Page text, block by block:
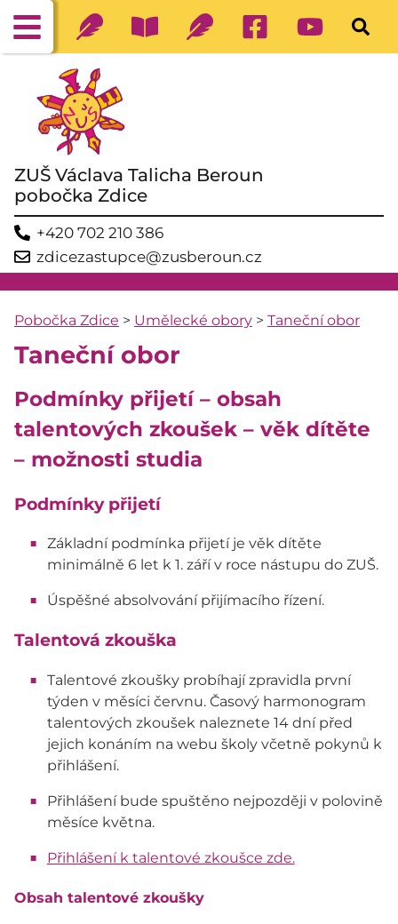
ZUŠ Václava Talicha Beroun
pobočka Zdice
+420 702 210 386
zdicezastupce@zusberoun.cz
Pobočka Zdice > Umělecké obory > Taneční obor
Taneční obor
Podmínky přijetí – obsah
talentových zkoušek – věk dítěte
– možnosti studia
Podmínky přijetí
Základní podmínka přijetí je věk dítěte
minimálně 6 let k 1. září v roce nástupu do ZUŠ.
Úspěšné absolvování přijímacího řízení.
Talentová zkouška
Talentové zkoušky probíhají zpravidla první
týden v měsíci červnu. Časový harmonogram
talentových zkoušek naleznete 14 dní před
jejich konáním na webu školy včetně pokynů k
přihlášení.
Přihlášení bude spuštěno nejpozději v polovině
měsíce května.
Přihlášení k talentové zkoušce zde.
Obsah talentové zkoušky